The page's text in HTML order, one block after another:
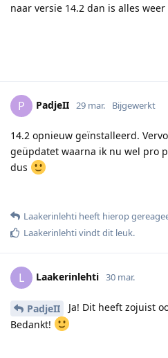
naar versie 14.2 dan is alles weer
P PadjeII 29 mar. Bijgewerkt
14.2 opnieuw geïnstalleerd.
geüpdatet waarna ik nu wel pro
dus
Laakerinlehti heeft hierop
Laakerinlehtivindt dit leuk.
L Laakerinlehti 30 mar.
PadjeII
Ja! Dit heeft zojuist
Bedankt!